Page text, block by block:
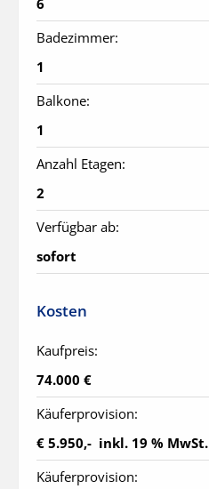
6
Badezimmer:
1
Balkone:
1
Anzahl Etagen:
2
Verfügbar ab:
sofort
Kosten
Kaufpreis:
74.000 €
Käuferprovision:
€ 5.950,-  inkl. 19 % MwSt.
Käuferprovision: